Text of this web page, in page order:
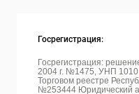
Госрегистрация:
Госрегистрация:
2004 г. №1475, УНП
Торговом реестре
№253444 Юридический